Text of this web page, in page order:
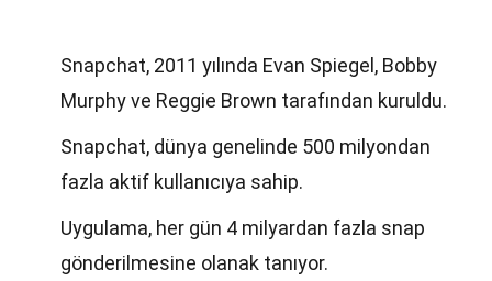
Snapchat, 2011 yılında Evan Spiegel, Bobby
Murphy ve Reggie Brown tarafından kuruldu.
Snapchat, dünya genelinde 500 milyondan
fazla aktif kullanıcıya sahip.
Uygulama, her gün 4 milyardan fazla snap
gönderilmesine olanak tanıyor.